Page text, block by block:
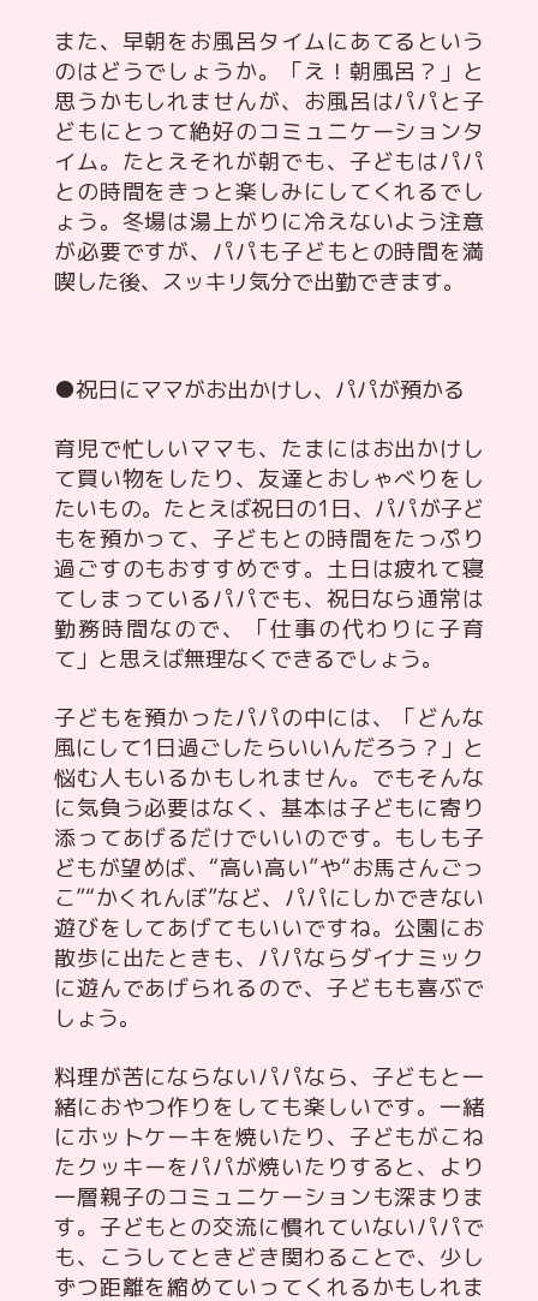
また、早朝をお風呂タイムにあてるという
のはどうでしょうか。「え！朝風呂？」と
思うかもしれませんが、お風呂はパパと子
どもにとって絶好のコミュニケーションタ
イム。たとえそれが朝でも、子どもはパパ
との時間をきっと楽しみにしてくれるでし
ょう。冬場は湯上がりに冷えないよう注意
が必要ですが、パパも子どもとの時間を満
喫した後、スッキリ気分で出勤できます。
●祝日にママがお出かけし、パパが預かる
育児で忙しいママも、たまにはお出かけし
て買い物をしたり、友達とおしゃべりをし
たいもの。たとえば祝日の1日、パパが子ど
もを預かって、子どもとの時間をたっぷり
過ごすのもおすすめです。土日は疲れて寝
てしまっているパパでも、祝日なら通常は
勤務時間なので、「仕事の代わりに子育
て」と思えば無理なくできるでしょう。
子どもを預かったパパの中には、「どんな
風にして1日過ごしたらいいんだろう？」と
悩む人もいるかもしれません。でもそんな
に気負う必要はなく、基本は子どもに寄り
添ってあげるだけでいいのです。もしも子
どもが望めば、“高い高い”や“お馬さんごっ
こ”“かくれんぼ”など、パパにしかできない
遊びをしてあげてもいいですね。公園にお
散歩に出たときも、パパならダイナミック
に遊んであげられるので、子どもも喜ぶで
しょう。
料理が苦にならないパパなら、子どもと一
緒におやつ作りをしても楽しいです。一緒
にホットケーキを焼いたり、子どもがこね
たクッキーをパパが焼いたりすると、より
一層親子のコミュニケーションも深まりま
す。子どもとの交流に慣れていないパパで
も、こうしてときどき関わることで、少し
ずつ距離を縮めていってくれるかもしれま